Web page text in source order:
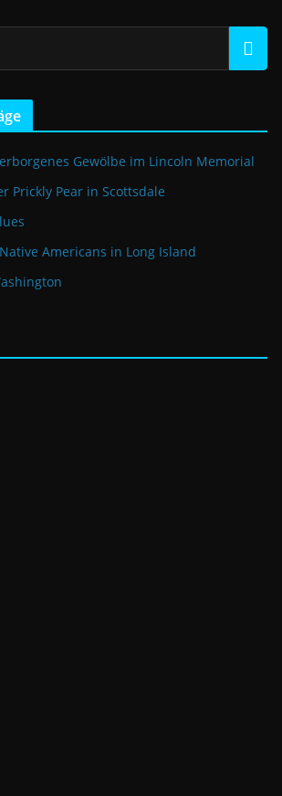
Gewölbe im Lincoln Memorial
Prickly Pear in Scottsdale
Americans in Long Island